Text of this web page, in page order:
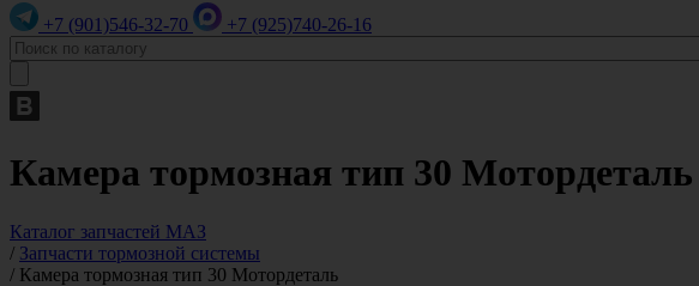
+7 (901)546-32-70 +7 (925)740-26-16
Камера тормозная тип 30
Каталог запчастей МАЗ
/ Запчасти тормозной системы
/ Камера тормозная тип 30 Мотордеталь